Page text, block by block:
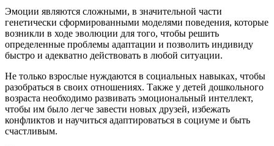
Эмоции являются сложными, в значительной части
генетически сформированными моделями поведения, которые
возникли в ходе эволюции для того, чтобы решить
определенные проблемы адаптации и позволить индивиду
быстро и адекватно действовать в любой ситуации.
Не только взрослые нуждаются в социальных навыках, чтобы
разобраться в своих отношениях. Также у детей дошкольного
возраста необходимо развивать эмоциональный интеллект,
чтобы им было легче завести новых друзей, избежать
конфликтов и научиться адаптироваться в социуме и быть
счастливым.